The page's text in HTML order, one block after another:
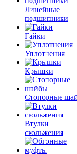
Линейные
подшипники
Гайки
Уплотнения
Крышки
Стопорные
Втулки
скольжения